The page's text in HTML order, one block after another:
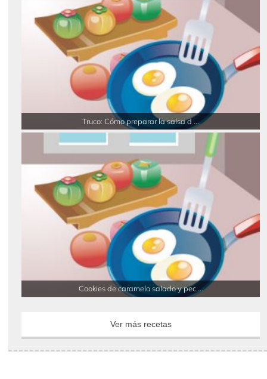
Truco: Cómo preparar la salsa d ...
Cookies de caramelo salado y pec ...
Ver más recetas